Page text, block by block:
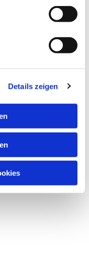
Details zeigen
auch